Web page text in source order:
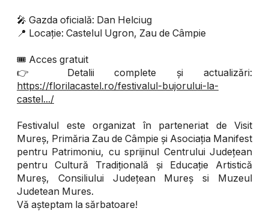
🎤 Gazda oficială: Dan Helciug
📍 Locație: Castelul Ugron, Zau de Câmpie
🎟️ Acces gratuit
👉 Detalii complete și actualizări:
https://florilacastel.ro/festivalul-bujorului-la-
castel.../
Festivalul este organizat în parteneriat de Visit
Mureș, Primăria Zau de Câmpie și Asociația Manifest
pentru Patrimoniu, cu sprijinul Centrului Județean
pentru Cultură Tradițională și Educație Artistică
Mureș, Consiliului Județean Mureș si Muzeul
Judetean Mures.
Vă așteptam la sărbatoare!